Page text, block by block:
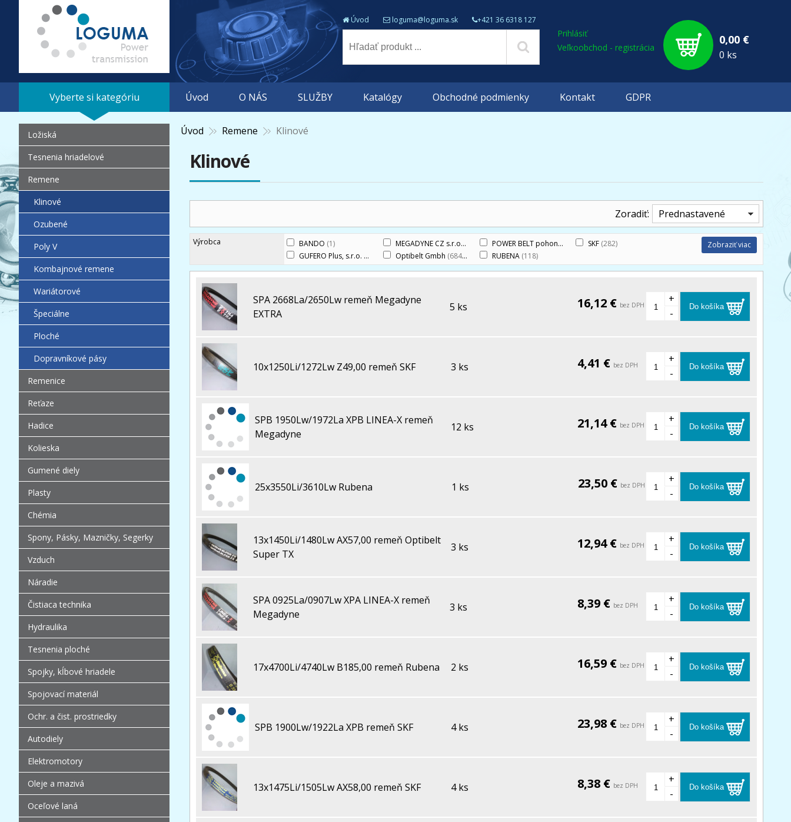
Úvod loguma@loguma.sk +421 36 6318 127
Prihlásiť
Veľkoobchod - registrácia
0,00 €
0 ks
Úvod Remene Klinové
Klinové
Zoradiť: Prednastavené
Výrobca BANDO (1)
GUFERO Plus, s.r.o. (1)
MEGADYNE CZ s.r.o.(907)
Optibelt Gmbh (684)
POWER BELT pohonné mechanizmy s.r.o.
RUBENA (118)
SKF (282) Zobraziť viac
SPA 2668La/2650Lw remeň Megadyne
EXTRA
5 ks 16,12 € bez DPH
+
-
Do košíka
10x1250Li/1272Lw Z49,00 remeň SKF 3 ks 4,41 € bez DPH
+
-
Do košíka
SPB 1950Lw/1972La XPB LINEA-X remeň
Megadyne
12 ks 21,14 € bez DPH
+
-
Do košíka
25x3550Li/3610Lw Rubena 1 ks 23,50 € bez DPH
+
-
Do košíka
13x1450Li/1480Lw AX57,00 remeň Optibelt
Super TX
3 ks 12,94 € bez DPH
+
-
Do košíka
SPA 0925La/0907Lw XPA LINEA-X remeň
Megadyne
3 ks 8,39 € bez DPH
+
-
Do košíka
17x4700Li/4740Lw B185,00 remeň Rubena 2 ks 16,59 € bez DPH
+
-
Do košíka
SPB 1900Lw/1922La XPB remeň SKF 4 ks 23,98 € bez DPH
+
-
Do košíka
13x1475Li/1505Lw AX58,00 remeň SKF 4 ks 8,38 € bez DPH
+
-
Do košíka
Ložiská
Tesnenia hriadelové
Remene
Klinové
Ozubené
Poly V
Kombajnové remene
Wariátorové
Špeciálne
Ploché
Dopravníkové pásy
Remenice
Reťaze
Hadice
Kolieska
Gumené diely
Plasty
Chémia
Spony, Pásky, Mazničky, Segerky
Vzduch
Náradie
Čistiaca technika
Hydraulika
Tesnenia ploché
Spojky, kĺbové hriadele
Spojovací materiál
Ochr. a čist. prostriedky
Autodiely
Elektromotory
Oleje a mazivá
Oceľové laná
Vyberte si kategóriu Úvod O NÁS SLUŽBY Katalógy Obchodné podmienky Kontakt GDPR